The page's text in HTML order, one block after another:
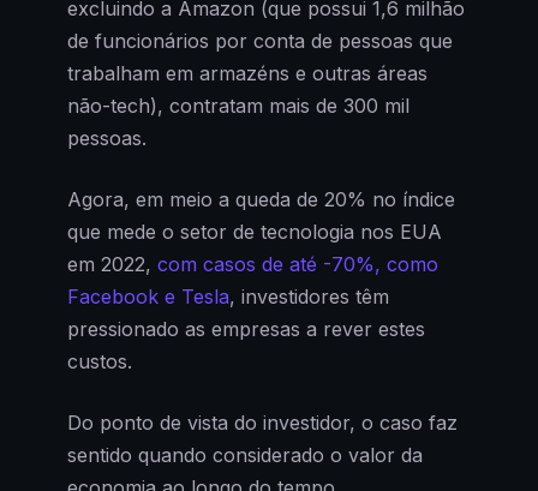
excluindo a Amazon (que possui 1,6 milhão
de funcionários por conta de pessoas que
trabalham em armazéns e outras áreas
não-tech), contratam mais de 300 mil
pessoas.
Agora, em meio a queda de 20% no índice
que mede o setor de tecnologia nos EUA
em 2022, com casos de até -70%, como
Facebook e Tesla, investidores têm
pressionado as empresas a rever estes
custos.
Do ponto de vista do investidor, o caso faz
sentido quando considerado o valor da